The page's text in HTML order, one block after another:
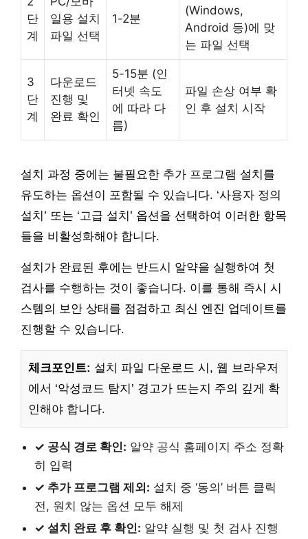
단
계
일용 설치
파일 선택
1-2분
(Windows,
Android 등)에 맞
는 파일 선택
3
단
계
다운로드
진행 및
완료 확인
5-15분 (인
터넷 속도
에 따라 다
름)
파일 손상 여부 확
인 후 설치 시작
설치 과정 중에는 불필요한 추가 프로그램 설치를
유도하는 옵션이 포함될 수 있습니다. ‘사용자 정의
설치’ 또는 ‘고급 설치’ 옵션을 선택하여 이러한 항목
들을 비활성화해야 합니다.
설치가 완료된 후에는 반드시 알약을 실행하여 첫
검사를 수행하는 것이 좋습니다. 이를 통해 즉시 시
스템의 보안 상태를 점검하고 최신 엔진 업데이트를
진행할 수 있습니다.
체크포인트: 설치 파일 다운로드 시, 웹 브라우저
에서 ‘악성코드 탐지’ 경고가 뜨는지 주의 깊게 확
인해야 합니다.
✓ 공식 경로 확인: 알약 공식 홈페이지 주소 정확
히 입력
✓ 추가 프로그램 제외: 설치 중 ‘동의’ 버튼 클릭
전, 원치 않는 옵션 모두 해제
✓ 설치 완료 후 확인: 알약 실행 및 첫 검사 진행